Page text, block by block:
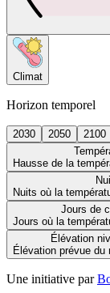
Climat
Horizon temporel
2030 2050
2100
Hausse de la
Nuits où la
Jours de
Jours où la
Élévation
Élévation prévue du
Une initiative par